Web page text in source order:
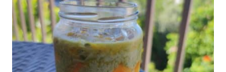
&
LAIT
DE
COCO
[CHÈ
CHUÔI